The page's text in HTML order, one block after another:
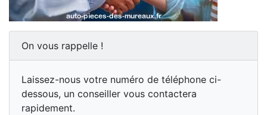
On vous rappelle !
Laissez-nous votre numéro de téléphone ci-
dessous, un conseiller vous contactera
rapidement.